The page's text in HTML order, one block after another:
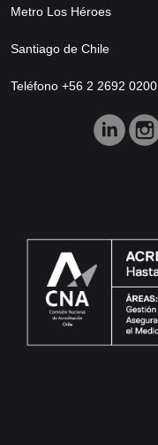
Metro Los Héroes
Santiago de Chile
Teléfono +56 2 2692 0200